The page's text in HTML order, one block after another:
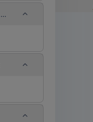
Module 4: Graphical Displays & Printing Replier
Replier
Replier